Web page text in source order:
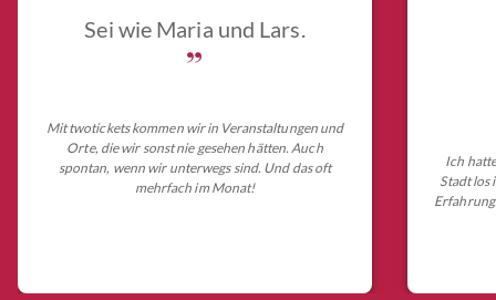
Sei wie Maria und Lars.
„
Mit twotickets kommen wir in Veranstaltungen und
Orte, die wir sonst nie gesehen hätten. Auch
spontan, wenn wir unterwegs sind. Und das oft
mehrfach im Monat!
Ich
Stadt los